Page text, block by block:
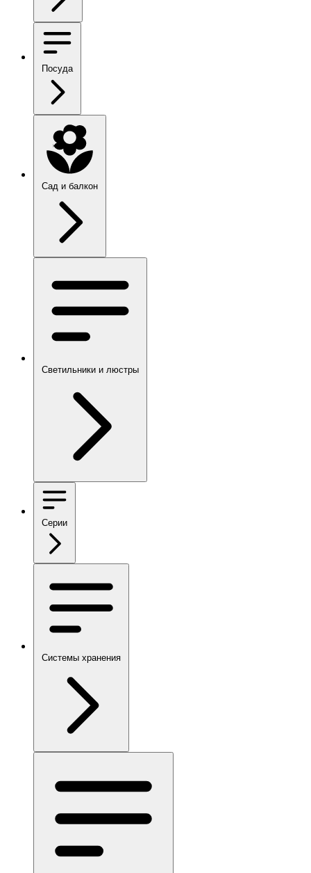
Посуда
Сад и балкон
Светильники и люстры
Серии
Системы хранения